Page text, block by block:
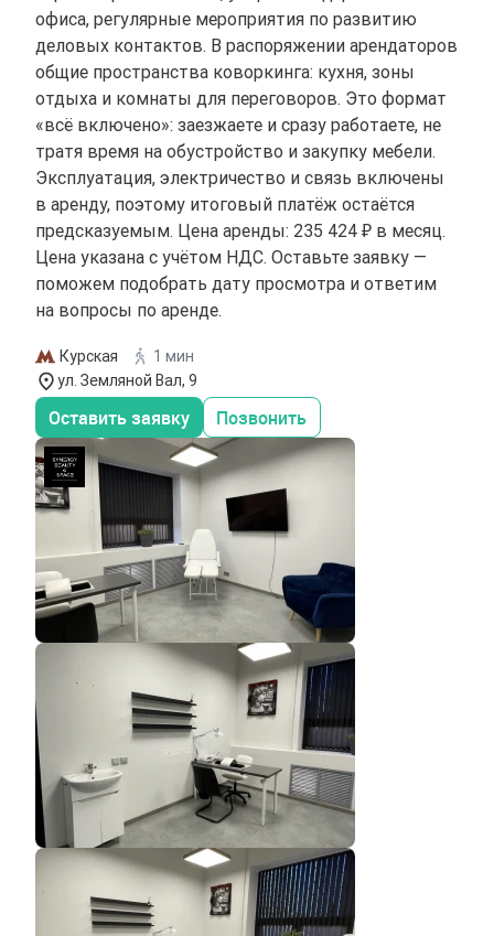
офиса, регулярные мероприятия по развитию
деловых контактов. В распоряжении арендаторов
общие пространства коворкинга: кухня, зоны
отдыха и комнаты для переговоров. Это формат
«всё включено»: заезжаете и сразу работаете, не
тратя время на обустройство и закупку мебели.
Эксплуатация, электричество и связь включены
в аренду, поэтому итоговый платёж остаётся
предсказуемым. Цена аренды: 235 424 ₽ в месяц.
Цена указана с учётом НДС. Оставьте заявку —
поможем подобрать дату просмотра и ответим
на вопросы по аренде.
Курская
1 мин
ул. Земляной Вал, 9
Оставить заявку Позвонить